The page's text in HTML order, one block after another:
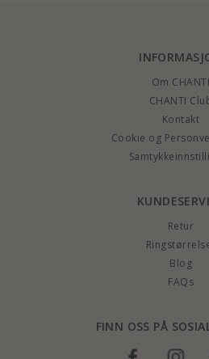
Om CHANTI
CHANTI
Kontakt
Cookie og
Retur
Blog
FAQs
FINN OSS PÅ